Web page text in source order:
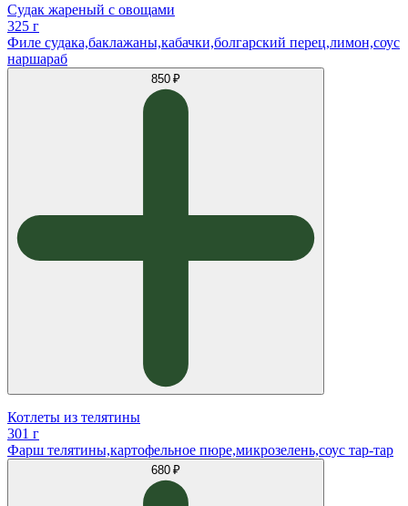
Судак жареный с овощами
325 г
Филе судака,баклажаны,кабачки,болгарский перец,лимон,соус
наршараб
850 ₽
Котлеты из телятины
301 г
Фарш телятины,картофельное пюре,микрозелень,соус тар-тар
680 ₽